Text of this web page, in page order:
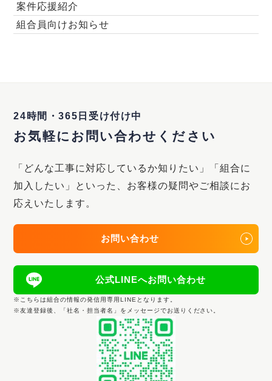
案件応援紹介
組合員向けお知らせ
24時間・365日受け付け中
お気軽にお問い合わせください
「どんな工事に対応しているか知りたい」「組合に
加入したい」といった、 お客様の疑問やご相談にお
応えいたします。
お問い合わせ
公式LINEへお問い合わせ
※こちらは組合の情報の発信用専用LINEとなります。
※友達登録後、「社名・担当者名」をメッセージでお送りください。